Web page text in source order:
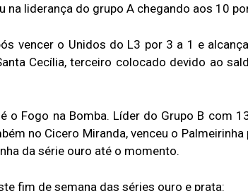
na liderança do grupo A chegando aos 10
vencer o Unidos do L3 por 3 a 1 e
Cecília, terceiro colocado devido ao
o Fogo na Bomba. Líder do Grupo B com
no Cicero Miranda, venceu o Palmeirinha
da série ouro até o momento.
fim de semana das séries ouro e prata: